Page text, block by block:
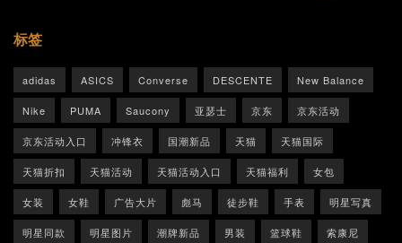
标签
adidas ASICS Converse DESCENTE New Balance
Nike PUMA Saucony 亚瑟士 京东 京东活动
京东活动入口 冲锋衣 国潮新品 天猫 天猫国际
天猫折扣 天猫活动 天猫活动入口 天猫福利 女包
女装 女鞋 广告大片 彪马 徒步鞋 手表 明星写真
明星同款 明星图片 潮牌新品 男装 篮球鞋 索康尼